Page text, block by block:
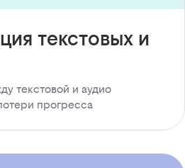
текстовых и
текстовой и аудио
прогресса